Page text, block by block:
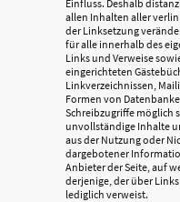
Einfluss. Deshalb
allen Inhalten aller
der Linksetzung
für alle innerhalb des
Links und Verweise
eingerichteten
Linkverzeichnissen,
Formen von
Schreibzugriffe möglich
unvollständige Inhalte
aus der Nutzung oder
dargebotener
Anbieter der Seite, auf
derjenige, der über
lediglich verweist.